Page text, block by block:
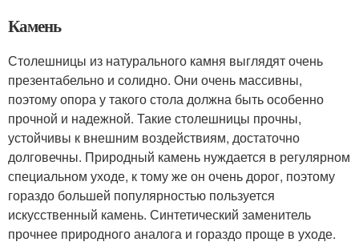
Камень
Столешницы из натурального камня выглядят очень
презентабельно и солидно. Они очень массивны,
поэтому опора у такого стола должна быть особенно
прочной и надежной. Такие столешницы прочны,
устойчивы к внешним воздействиям, достаточно
долговечны. Природный камень нуждается в регулярном
специальном уходе, к тому же он очень дорог, поэтому
гораздо большей популярностью пользуется
искусственный камень. Синтетический заменитель
прочнее природного аналога и гораздо проще в уходе.